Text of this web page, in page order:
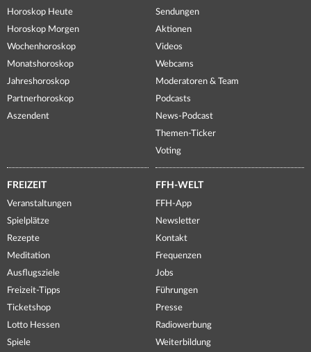
Horoskop Heute
Horoskop Morgen
Wochenhoroskop
Monatshoroskop
Jahreshoroskop
Partnerhoroskop
Aszendent
Sendungen
Aktionen
Videos
Webcams
Moderatoren & Team
Podcasts
News-Podcast
Themen-Ticker
Voting
FREIZEIT
Veranstaltungen
Spielplätze
Rezepte
Meditation
Ausflugsziele
Freizeit-Tipps
Ticketshop
Lotto Hessen
Spiele
FFH-WELT
FFH-App
Newsletter
Kontakt
Frequenzen
Jobs
Führungen
Presse
Radiowerbung
Weiterbildung